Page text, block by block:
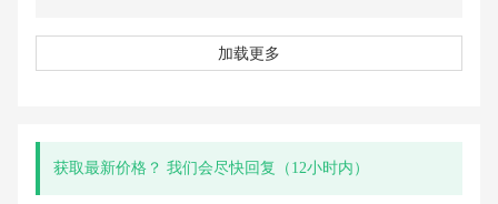
加载更多
获取最新价格？ 我们会尽快回复（12小时内）